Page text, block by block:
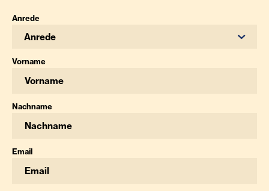
Anrede
Anrede
Vorname
Nachname
Email